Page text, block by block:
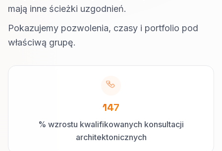
mają inne ścieżki uzgodnień.
Pokazujemy pozwolenia, czasy i portfolio pod
właściwą grupę.
147
% wzrostu kwalifikowanych konsultacji
architektonicznych